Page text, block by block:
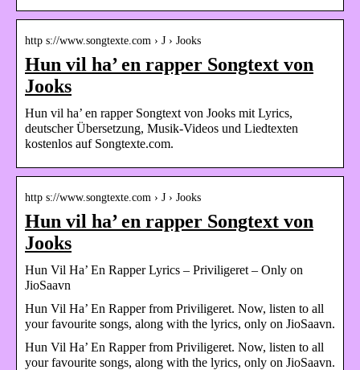
http s://www.songtexte.com › J › Jooks
Hun vil ha’ en rapper Songtext von
Jooks
Hun vil ha’ en rapper Songtext von Jooks mit Lyrics,
deutscher Übersetzung, Musik-Videos und Liedtexten
kostenlos auf Songtexte.com.
http s://www.songtexte.com › J › Jooks
Hun vil ha’ en rapper Songtext von
Jooks
Hun Vil Ha’ En Rapper Lyrics – Priviligeret – Only on
JioSaavn
Hun Vil Ha’ En Rapper from Priviligeret. Now, listen to all
your favourite songs, along with the lyrics, only on JioSaavn.
Hun Vil Ha’ En Rapper from Priviligeret. Now, listen to all
your favourite songs, along with the lyrics, only on JioSaavn.